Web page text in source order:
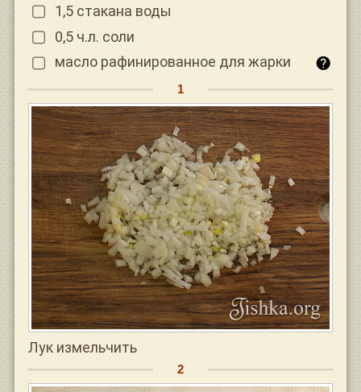
1,5 стакана воды
0,5 ч.л. соли
масло рафинированное для жарки
Лук измельчить